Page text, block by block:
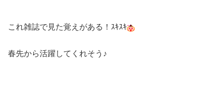
これ雑誌で見た覚えがある！ｽｷｽｷ
春先から活躍してくれそう♪